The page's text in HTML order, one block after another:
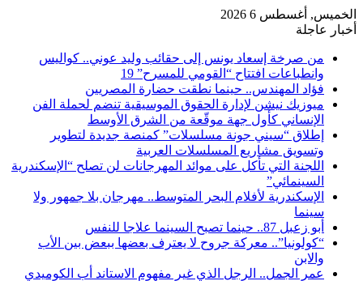
الخميس, أغسطس 6 2026
أخبار عاجلة
من صرخة إسعاد يونس إلى حقائب وليد عوني.. كواليس
وانطباعات افتتاح “القومي للمسرح” 19
فؤاد المهندس.. حينما نطقت حضارة المصريين
ميوزيك نيشن لإدارة الحقوق الموسيقية تنضم لحملة الفن
الإنساني كأول جهة موقّعة من الشرق الأوسط
إطلاق “سيني جونة مسلسلات” كمنصة جديدة لتطوير
وتسويق مشاريع المسلسلات العربية
اللجنة التي تأكل على موائد المهرجانات لن تصلح “الإسكندرية
السينمائي”
الإسكندرية لأفلام البحر المتوسط.. مهرجان بلا جمهور ولا
سينما
أبو زعبل 87.. حينما تصبح السينما علاجا للنفس
“كولونيا”.. معركة جروح لا يعترف بعضها ببعض بين الأب
والابن
عمر الجمل.. الرجل الذي غير مفهوم الاستاند أب الكوميدي